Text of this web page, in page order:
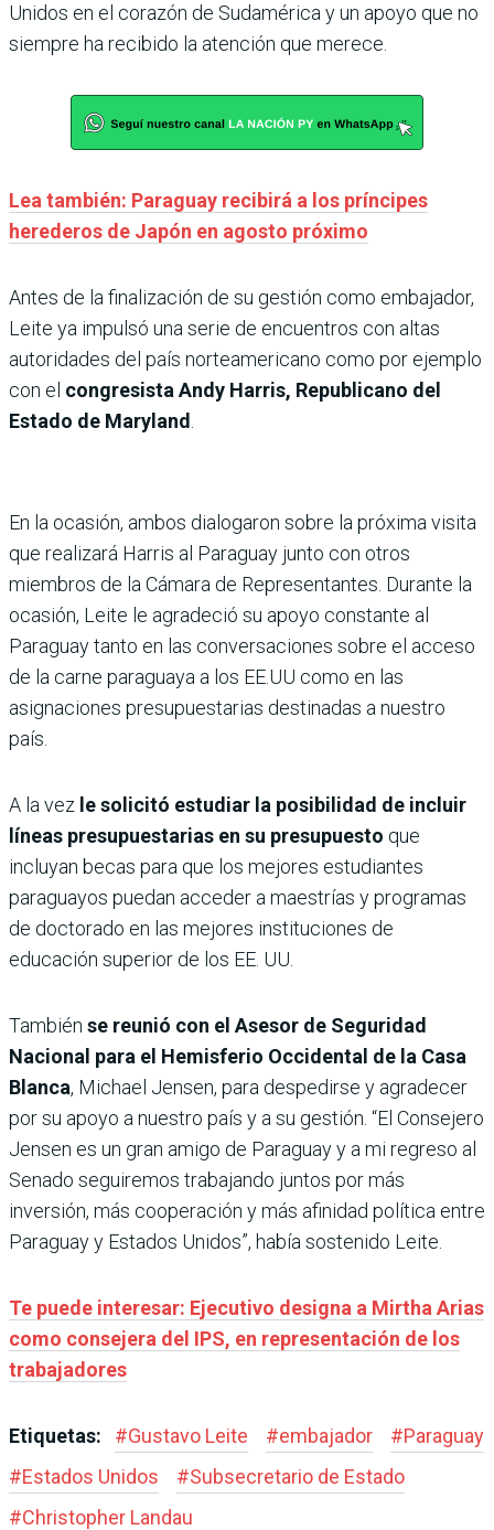
Unidos en el corazón de Sudamérica y un apoyo que no
siempre ha recibido la atención que merece.
Lea también: Paraguay recibirá a los príncipes
herederos de Japón en agosto próximo
Antes de la finalización de su gestión como embajador,
Leite ya impulsó una serie de encuentros con altas
autoridades del país norteamericano como por ejemplo
con el congresista Andy Harris, Republicano del
Estado de Maryland
En la ocasión, ambos dialogaron sobre la próxima visita
que realizará Harris al Paraguay junto con otros
miembros de la Cámara de Representantes. Durante la
ocasión, Leite le agradeció su apoyo constante al
Paraguay tanto en las conversaciones sobre el acceso
de la carne paraguaya a los EE.UU como en las
asignaciones presupuestarias destinadas a nuestro
país.
A la vez le solicitó estudiar la posibilidad de incluir
líneas presupuestarias en su presupuesto que
incluyan becas para que los mejores estudiantes
paraguayos puedan acceder a maestrías y programas
de doctorado en las mejores instituciones de
educación superior de los EE. UU.
También se reunió con el Asesor de Seguridad
Nacional para el Hemisferio Occidental de la Casa
Blanca, Michael Jensen, para despedirse y agradecer
por su apoyo a nuestro país y a su gestión. “El Consejero
Jensen es un gran amigo de Paraguay y a mi regreso al
Senado seguiremos trabajando juntos por más
inversión, más cooperación y más afinidad política entre
Paraguay y Estados Unidos”, había sostenido Leite.
Te puede interesar: Ejecutivo designa a Mirtha Arias
como consejera del IPS, en representación de los
trabajadores
Etiquetas: #Gustavo Leite #embajador #Paraguay
#Estados Unidos #Subsecretario de Estado
#Christopher Landau